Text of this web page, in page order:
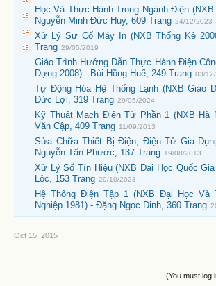
Học Và Thực Hành Trong Ngành Điện
Nguyễn Minh Đức Huy, 609 Trang 24/12/2023
Xử Lý Sự Cố Máy In (NXB Thống Kê
Trang 29/05/2019
Giáo Trình Hướng Dẫn Thực Hành Điện
Dựng 2008) - Bùi Hồng Huế, 249 Trang 03/
Tự Động Hóa Hệ Thống Lạnh (NXB Giáo
Đức Lợi, 319 Trang 29/05/2024
Kỹ Thuật Mạch Điện Tử Phần 1 (NXB Hà
Văn Cập, 409 Trang 11/09/2013
Sửa Chữa Thiết Bị Điện, Điện Tử Gia
Nguyễn Tấn Phước, 137 Trang 19/08/2013
Xử Lý Số Tín Hiệu (NXB Đại Học Quốc
Lộc, 153 Trang 29/10/2023
Hệ Thống Điện Tập 1 (NXB Đại Học Và
Nghiệp 1981) - Đặng Ngọc Dinh, 360 Trang
Oct 15, 2015
(You must log